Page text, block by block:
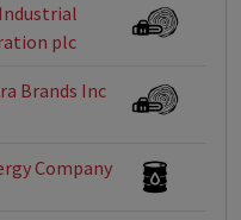
plc
Brands Inc
Company